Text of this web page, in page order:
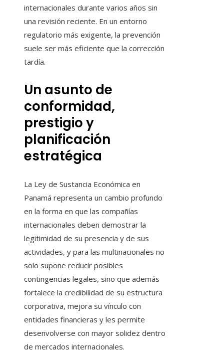
internacionales durante varios años sin
una revisión reciente. En un entorno
regulatorio más exigente, la prevención
suele ser más eficiente que la corrección
tardía.
Un asunto de
conformidad,
prestigio y
planificación
estratégica
La Ley de Sustancia Económica en
Panamá representa un cambio profundo
en la forma en que las compañías
internacionales deben demostrar la
legitimidad de su presencia y de sus
actividades, y para las multinacionales no
solo supone reducir posibles
contingencias legales, sino que además
fortalece la credibilidad de su estructura
corporativa, mejora su vínculo con
entidades financieras y les permite
desenvolverse con mayor solidez dentro
de mercados internacionales.